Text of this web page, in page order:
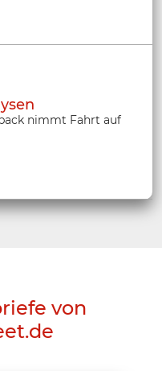
nimmt Fahrt auf
von